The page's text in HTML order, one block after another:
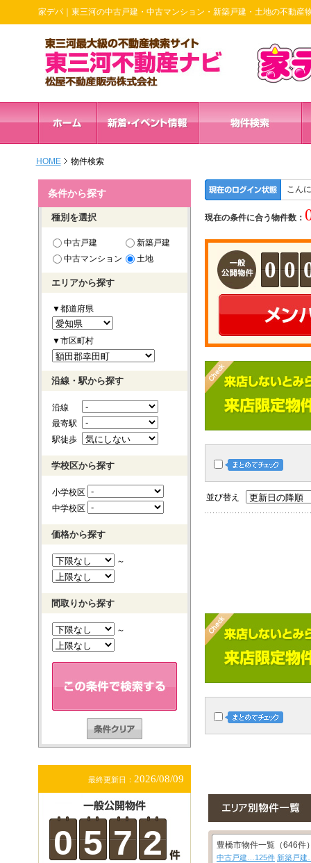
家デパ｜東三河の中古戸建・中古マンション・新築戸建・土地の不動産
HOME 物件検索
こん
現在の条件に合う物件数：
0
0
並び替え
豊橋市物件一覧（646件
中古戸建…125件 新築戸
条件から探す
種別を選択
中古戸建
中古マンション
新築戸建
土地
エリアから探す
▼都道府県
▼市区町村
沿線・駅から探す
沿線
最寄駅
駅徒歩
学校区から探す
小学校区
中学校区
価格から探す
～
間取りから探す
～
最終更新日： 2026/08/09
0 5 7 2